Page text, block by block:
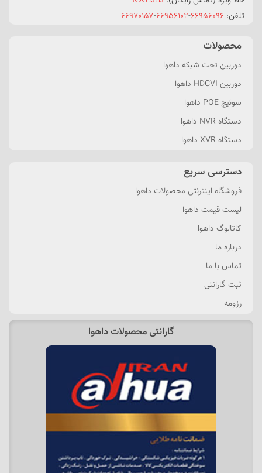
تلفن: ۶۶۹۵۶۰۹۶-۶۶۹۵۶۱۰۲-۶۶۹۷۰۱۵۷
محصولات
دوربین تحت شبکه داهوا
دوربین HDCVI داهوا
سوئیچ POE داهوا
دستگاه NVR داهوا
دستگاه XVR داهوا
دسترسی سریع
فروشگاه اینترنتی محصولات داهوا
لیست قیمت داهوا
کاتالوگ داهوا
درباره ما
تماس با ما
ثبت گارانتی
رزومه
گارانتی محصولات داهوا